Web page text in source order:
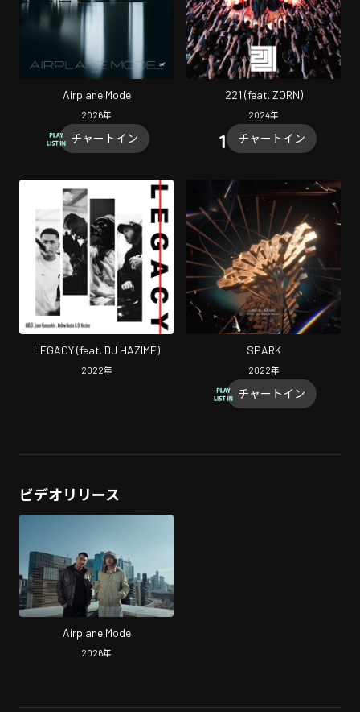
Airplane Mode
2026年
チャートイン
221 (feat. ZORN)
2024年
チャートイン
LEGACY (feat. DJ HAZIME)
2022年
SPARK
2022年
チャートイン
ビデオリリース
Airplane Mode
2026年